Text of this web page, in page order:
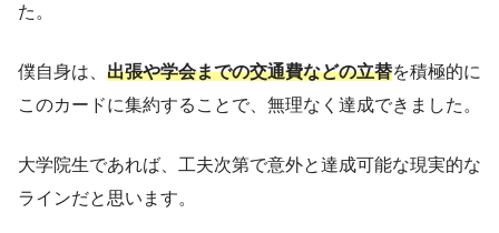
た。
僕自身は、 出張や学会までの交通費などの立替を積極的に
このカードに集約することで、無理なく達成できました。
大学院生であれば、工夫次第で意外と達成可能な現実的な
ラインだと思います。